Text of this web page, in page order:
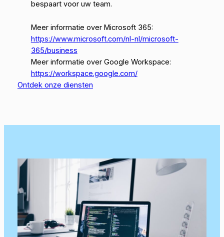
bespaart voor uw team.
Meer informatie over Microsoft 365:
https://www.microsoft.com/nl-nl/microsoft-
365/business
Meer informatie over Google Workspace:
https://workspace.google.com/
Ontdek onze diensten